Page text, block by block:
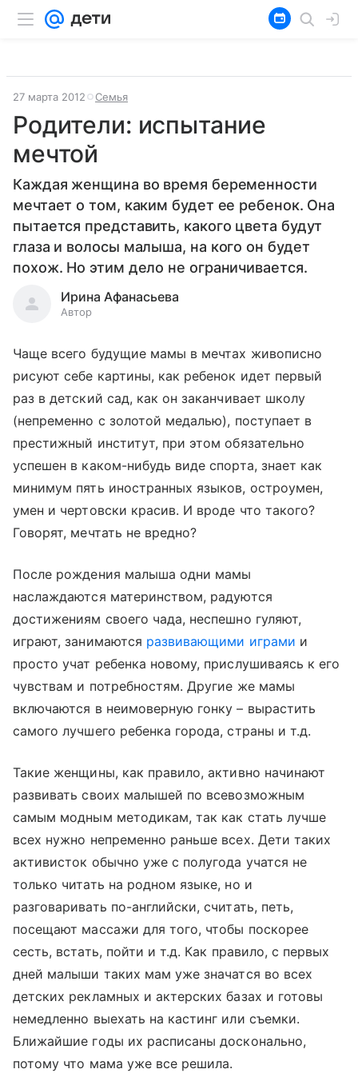
27 марта 2012 Семья
Родители: испытание
мечтой
Каждая женщина во время беременности
мечтает о том, каким будет ее ребенок. Она
пытается представить, какого цвета будут
глаза и волосы малыша, на кого он будет
похож. Но этим дело не ограничивается.
Ирина Афанасьева
Автор
Чаще всего будущие мамы в мечтах живописно
рисуют себе картины, как ребенок идет первый
раз в детский сад, как он заканчивает школу
(непременно с золотой медалью), поступает в
престижный институт, при этом обязательно
успешен в каком-нибудь виде спорта, знает как
минимум пять иностранных языков, остроумен,
умен и чертовски красив. И вроде что такого?
Говорят, мечтать не вредно?
После рождения малыша одни мамы
наслаждаются материнством, радуются
достижениям своего чада, неспешно гуляют,
играют, занимаются развивающими играми и
просто учат ребенка новому, прислушиваясь к его
чувствам и потребностям. Другие же мамы
включаются в неимоверную гонку – вырастить
самого лучшего ребенка города, страны и т.д.
Такие женщины, как правило, активно начинают
развивать своих малышей по всевозможным
самым модным методикам, так как стать лучше
всех нужно непременно раньше всех. Дети таких
активисток обычно уже с полугода учатся не
только читать на родном языке, но и
разговаривать по-английски, считать, петь,
посещают массажи для того, чтобы поскорее
сесть, встать, пойти и т.д. Как правило, с первых
дней малыши таких мам уже значатся во всех
детских рекламных и актерских базах и готовы
немедленно выехать на кастинг или съемки.
Ближайшие годы их расписаны досконально,
потому что мама уже все решила.